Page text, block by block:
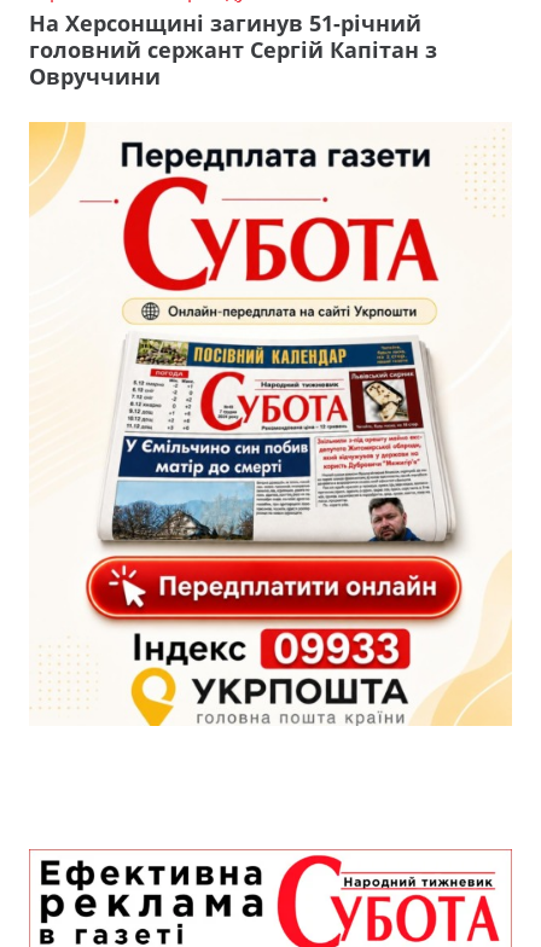
На Херсонщині загинув 51-річний
головний сержант Сергій Капітан з
Овруччини